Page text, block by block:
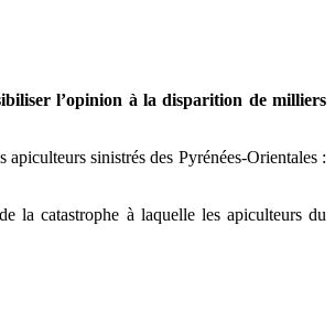
l’opinion à la disparition de milliers
apiculteurs sinistrés des Pyrénées-Orientales :
la catastrophe à laquelle les apiculteurs du